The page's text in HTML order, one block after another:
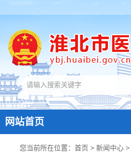
网站首页
您当前所在位置： 首页 > 新闻中心 >